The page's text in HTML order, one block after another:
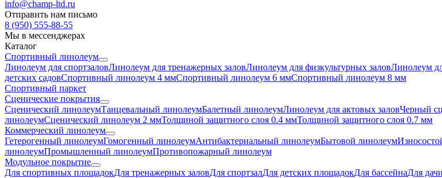
info@champ-ltd.ru
Отправить нам письмо
8 (950) 555-88-55
Мы в мессенджерах
Каталог
Спортивный линолеум
Линолеум для спортзаловЛинолеум для тренажерных заловЛинолеум для физкультурных заловЛинолеум
детских садовСпортивный линолеум 4 ммСпортивный линолеум 6 ммСпортивный линолеум 8 мм
Спортивный паркет
Сценические покрытия
Сценический линолеумТанцевальный линолеумБалетный линолеумЛинолеум для актовых заловЧерный
линолеумСценический линолеум 2 ммТолщиной защитного слоя 0.4 ммТолщиной защитного слоя 0.7 мм
Коммерческий линолеум
Гетерогенный линолеумГомогенный линолеумАнтибактериальный линолеумБытовой линолеум
линолеумПромышленный линолеумПротивопожарный линолеум
Модульное покрытие
Для спортивных площадокДля тренажерных заловДля спортзалДля детских площадокДля бассейнаДля дачи